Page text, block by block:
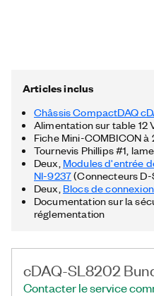
tests distribués ou à longue
cDAQ-SL8202 prend en
d’acquisition de données
documentées et des
etc.
Articles inclus
Châssis CompactDAQ
Alimentation sur table 12
Fiche Mini-COMBICON à
Tournevis Phillips #1,
Deux, Modules d'entrée
NI-9237(Connecteurs
Deux, Blocs de
Documentation sur la
réglementation
cDAQ-SL8202
Contacter le service